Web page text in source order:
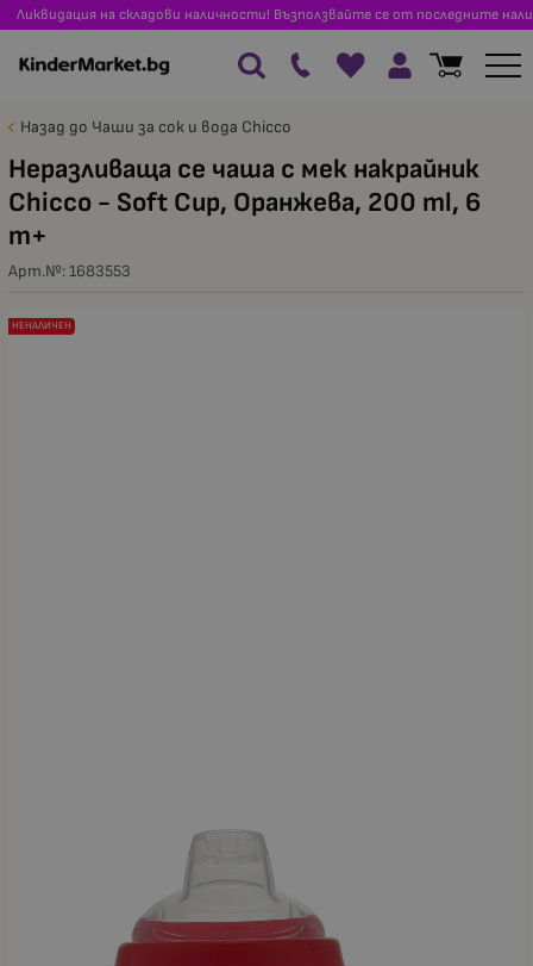
Ликвидация на складови наличности! Възползвайте се от последните
Назад до Чаши за сок и вода Chicco
Неразливаща се чаша с мек накрайник
Chicco - Soft Cup, Оранжева, 200 ml, 6
m+
Арт.№:1683553
НЕНАЛИЧЕН